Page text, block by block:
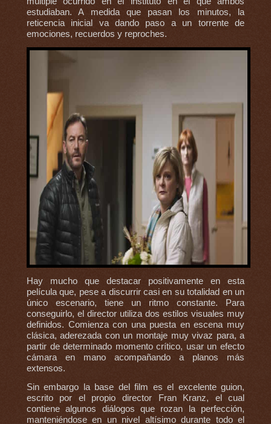
estudiaban. A medida que pasan los minutos, la
reticencia inicial va dando paso a un torrente de
emociones, recuerdos y reproches.
Hay mucho que destacar positivamente en esta
película que, pese a discurrir casi en su totalidad en un
único escenario, tiene un ritmo constante. Para
conseguirlo, el director utiliza dos estilos visuales muy
definidos. Comienza con una puesta en escena muy
clásica, aderezada con un montaje muy vivaz para, a
partir de determinado momento crítico, usar un efecto
cámara en mano acompañando a planos más
extensos.
Sin embargo la base del film es el excelente guion,
escrito por el propio director Fran Kranz, el cual
contiene algunos diálogos que rozan la perfección,
manteniéndose en un nivel altísimo durante todo el